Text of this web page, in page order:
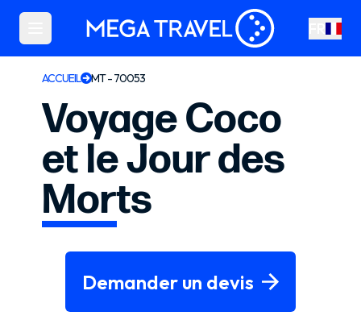
ACCUEIL MT - 70053
Voyage Coco
et le Jour des
Morts
Demander un devis